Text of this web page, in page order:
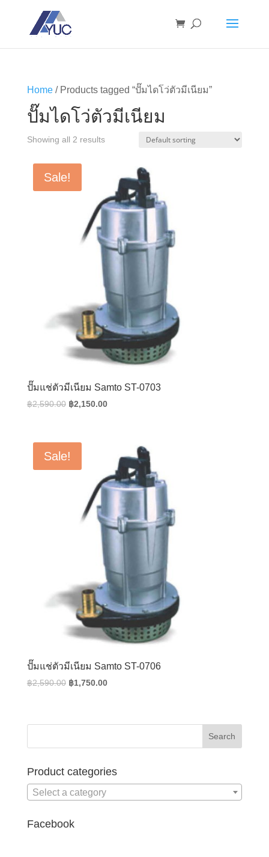
Home/ Products tagged “ปั๊มไดโว่ตัวมีเนียม”
ปั๊มไดโว่ตัวมีเนียม
Showing all 2 results
Sale!
ปั๊มแช่ตัวมีเนียม Samto ST-0703
฿2,590.00 Original
฿2,590.00.
฿2,150.00Current
฿2,150.00.
Sale!
ปั๊มแช่ตัวมีเนียม Samto ST-0706
฿2,590.00 Original
฿2,590.00.
฿1,750.00Current
฿1,750.00.
Product categories
Select a category
Facebook